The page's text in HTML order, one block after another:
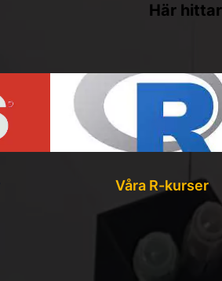
Här
Våra R-kurser